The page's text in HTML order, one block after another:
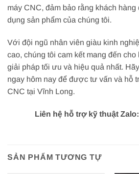
máy CNC, đảm bảo rằng khách
dụng sản phẩm của chúng tôi.
Với đội ngũ nhân viên giàu kinh
cao, chúng tôi cam kết mang đến
giải pháp tối ưu và hiệu quả nhất.
ngay hôm nay để được tư vấn và hỗ
CNC tại Vĩnh Long.
Liên hệ hỗ trợ kỹ thuật
SẢN PHẨM TƯƠNG TỰ